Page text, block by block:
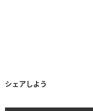
シェアしよう